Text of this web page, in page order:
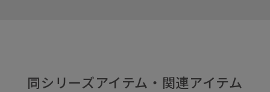
同シリーズアイテム・関連アイテム